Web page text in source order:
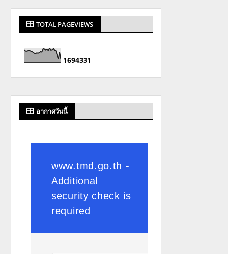
TOTAL PAGEVIEWS
1694331
อากาศวันนี้